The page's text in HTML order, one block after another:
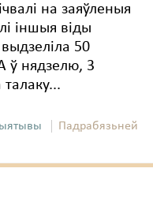
на заяўленыя
іншыя віды
50
ў нядзелю, 3
Падрабязьней